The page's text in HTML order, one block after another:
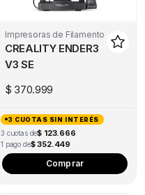
Impresoras de Filamento
CREALITY ENDER3
V3 SE
$ 370.999
3 CUOTAS SIN INTERÉS
3 cuotas de$ 123.666
1 pago de$ 352.449
Comprar